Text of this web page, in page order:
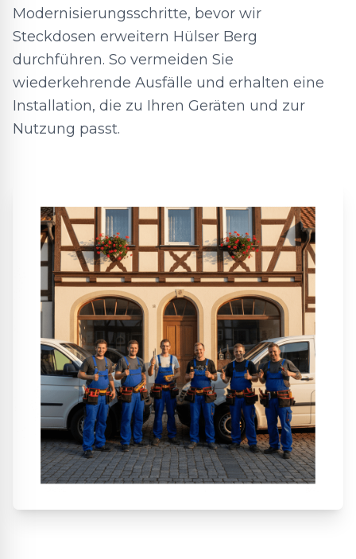
Modernisierungsschritte, bevor wir
Steckdosen erweitern Hülser Berg
durchführen. So vermeiden Sie
wiederkehrende Ausfälle und erhalten eine
Installation, die zu Ihren Geräten und zur
Nutzung passt.